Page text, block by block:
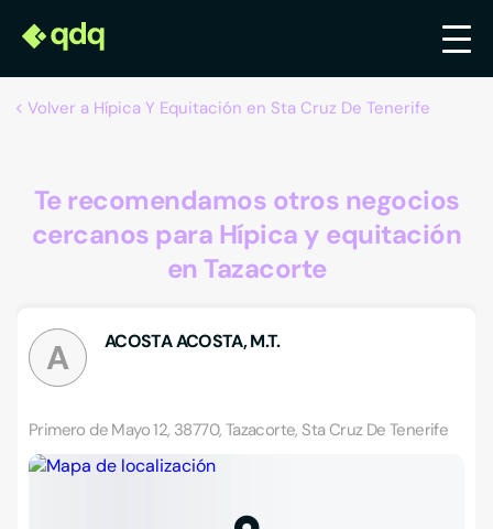
Volver a Hípica Y Equitación en Sta Cruz De Tenerife
Te recomendamos otros negocios
cercanos para Hípica y equitación
en Tazacorte
A ACOSTA ACOSTA, M.T.
Primero de Mayo 12, 38770, Tazacorte, Sta Cruz De Tenerife